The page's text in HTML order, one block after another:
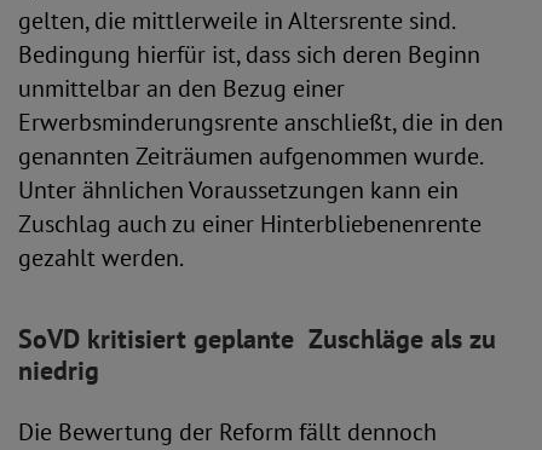
gelten, die mittlerweile in Altersrente sind.
Bedingung hierfür ist, dass sich deren Beginn
unmittelbar an den Bezug einer
Erwerbsminderungsrente anschließt, die in den
genannten Zeiträumen aufgenommen wurde.
Unter ähnlichen Voraussetzungen kann ein
Zuschlag auch zu einer Hinterbliebenenrente
gezahlt werden.
SoVD kritisiert geplante Zuschläge als zu
niedrig
Die Bewertung der Reform fällt dennoch